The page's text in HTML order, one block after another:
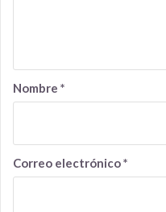
Nombre *
Correo electrónico*